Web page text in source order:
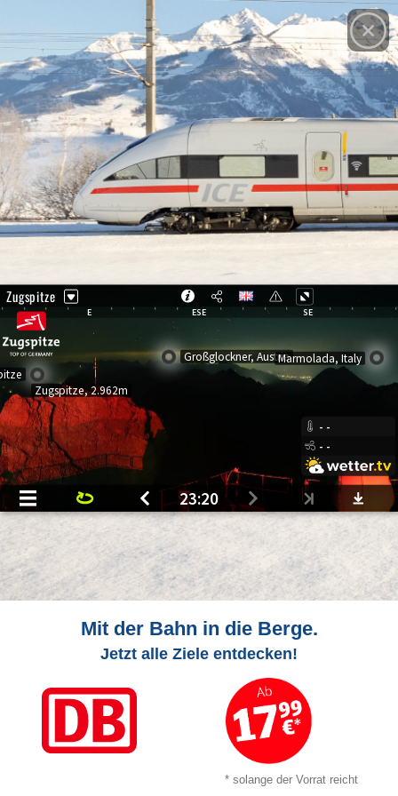
Mit der Bahn in die Berge.
Jetzt alle Ziele entdecken!
* solange der Vorrat reicht